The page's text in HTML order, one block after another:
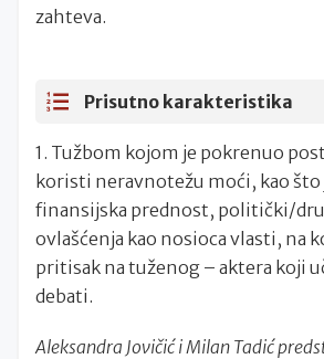
zahteva.
Prisutno karakteristika
1. Tužbom kojom je pokrenuo
koristi neravnotežu moći, kao što
finansijska prednost, politički/
ovlašćenja kao nosioca vlasti, na
pritisak na tuženog – aktera koji
debati.
Aleksandra Jovičić i Milan Tadić